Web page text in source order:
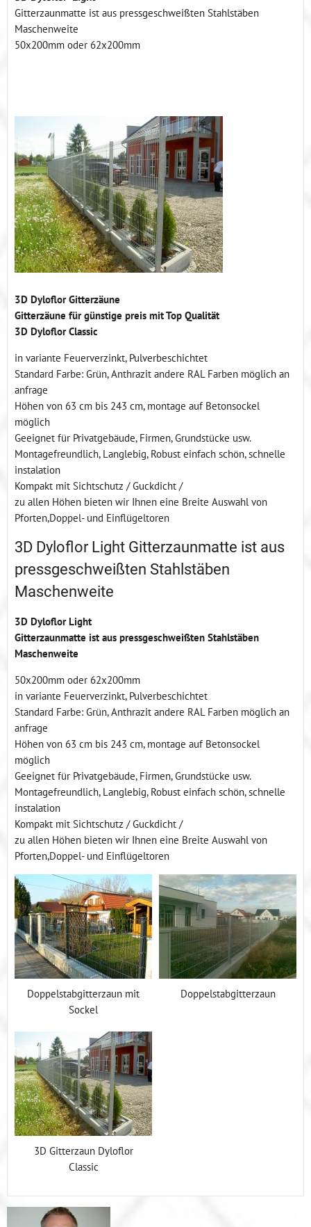
Gitterzaunmatte ist aus pressgeschweißten Stahlstäben
Maschenweite
50x200mm oder 62x200mm
3D Dyloflor Gitterzäune
Gitterzäune für günstige preis mit Top Qualität
3D Dyloflor Classic
in variante Feuerverzinkt, Pulverbeschichtet
Standard Farbe: Grün, Anthrazit andere RAL Farben möglich an
anfrage
Höhen von 63 cm bis 243 cm, montage auf Betonsockel
möglich
Geeignet für Privatgebäude, Firmen, Grundstücke usw.
Montagefreundlich, Langlebig, Robust einfach schön, schnelle
instalation
Kompakt mit Sichtschutz / Guckdicht /
zu allen Höhen bieten wir Ihnen eine Breite Auswahl von
Pforten,Doppel- und Einflügeltoren
3D Dyloflor Light Gitterzaunmatte ist aus
pressgeschweißten Stahlstäben
Maschenweite
3D Dyloflor Light
Gitterzaunmatte ist aus pressgeschweißten Stahlstäben
Maschenweite
50x200mm oder 62x200mm
in variante Feuerverzinkt, Pulverbeschichtet
Standard Farbe: Grün, Anthrazit andere RAL Farben möglich an
anfrage
Höhen von 63 cm bis 243 cm, montage auf Betonsockel
möglich
Geeignet für Privatgebäude, Firmen, Grundstücke usw.
Montagefreundlich, Langlebig, Robust einfach schön, schnelle
instalation
Kompakt mit Sichtschutz / Guckdicht /
zu allen Höhen bieten wir Ihnen eine Breite Auswahl von
Pforten,Doppel- und Einflügeltoren
Doppelstabgitterzaun mit
Sockel
Doppelstabgitterzaun
3D Gitterzaun Dyloflor
Classic